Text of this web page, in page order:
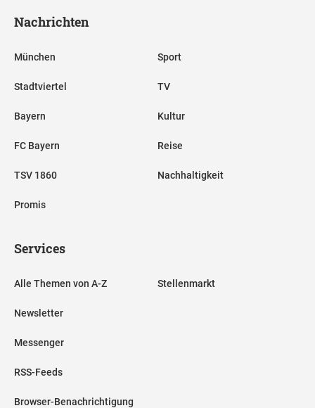
Nachrichten
München
Stadtviertel
Bayern
FC Bayern
TSV 1860
Promis
Sport
TV
Kultur
Reise
Nachhaltigkeit
Services
Alle Themen von A-Z
Newsletter
Messenger
RSS-Feeds
Browser-Benachrichtigung
Stellenmarkt